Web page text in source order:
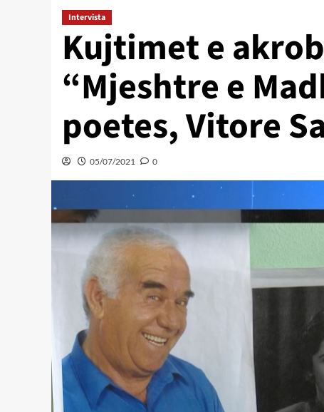
Intervista
Kujtimet e
“Mjeshtre e
poetes, Vitore
05/07/2021 0